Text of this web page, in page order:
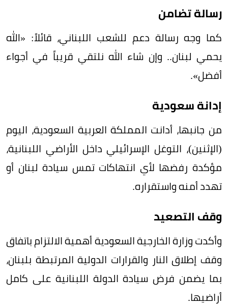
رسالة تضامن
كما وجه رسالة دعم للشعب اللبناني، قائلاً: «الله
يحمي لبنان.. وإن شاء الله نلتقي قريباً في أجواء
أفضل».
إدانة سعودية
من جانبها، أدانت المملكة العربية السعودية، اليوم
(الإثنين)، التوغل الإسرائيلي داخل الأراضي اللبنانية،
مؤكدة رفضها لأي انتهاكات تمس سيادة لبنان أو
تهدد أمنه واستقراره.
وقف التصعيد
وأكدت وزارة الخارجية السعودية أهمية الالتزام باتفاق
وقف إطلاق النار والقرارات الدولية المرتبطة بلبنان،
بما يضمن فرض سيادة الدولة اللبنانية على كامل
أراضيها.